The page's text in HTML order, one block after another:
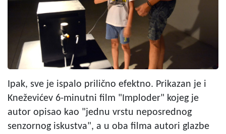
Ipak, sve je ispalo prilično efektno. Prikazan je i
Kneževićev 6-minutni film "Imploder" kojeg je
autor opisao kao "jednu vrstu neposrednog
senzornog iskustva", a u oba filma autori glazbe